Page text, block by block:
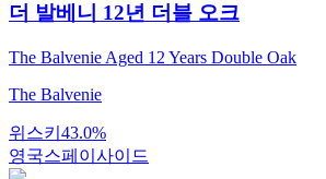
더 발베니 12년 더블 오크
The Balvenie Aged 12 Years Double Oak
The Balvenie
위스키 43.0%
영국스페이사이드